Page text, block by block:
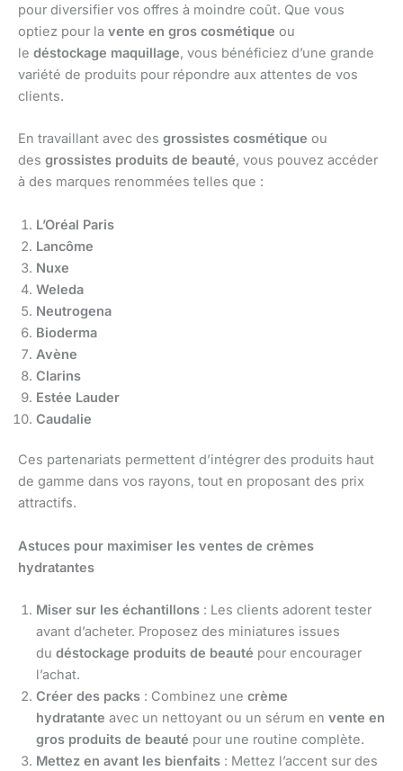
pour diversifier vos offres à moindre coût. Que vous
optiez pour la vente en gros cosmétique ou
le déstockage maquillage, vous bénéficiez d’une grande
variété de produits pour répondre aux attentes de vos
clients.
En travaillant avec des grossistes cosmétique ou
des grossistes produits de beauté, vous pouvez accéder
à des marques renommées telles que :
L’Oréal Paris
Lancôme
Nuxe
Weleda
Neutrogena
Bioderma
Avène
Clarins
Estée Lauder
Caudalie
Ces partenariats permettent d’intégrer des produits haut
de gamme dans vos rayons, tout en proposant des prix
attractifs.
Astuces pour maximiser les ventes de crèmes
hydratantes
Miser sur les échantillons : Les clients adorent tester
avant d’acheter. Proposez des miniatures issues
du déstockage produits de beauté pour encourager
l’achat.
Créer des packs : Combinez une crème
hydratante avec un nettoyant ou un sérum en vente en
gros produits de beauté pour une routine complète.
Mettez en avant les bienfaits : Mettez l’accent sur des